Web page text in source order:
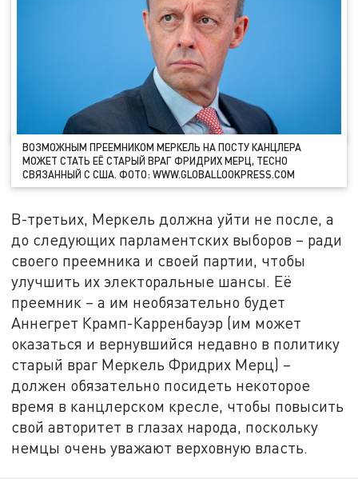
ВОЗМОЖНЫМ ПРЕЕМНИКОМ МЕРКЕЛЬ НА ПОСТУ КАНЦЛЕРА
МОЖЕТ СТАТЬ ЕЁ СТАРЫЙ ВРАГ ФРИДРИХ МЕРЦ, ТЕСНО
СВЯЗАННЫЙ С США. ФОТО: WWW.GLOBALLOOKPRESS.COM
В-третьих, Меркель должна уйти не после, а
до следующих парламентских выборов – ради
своего преемника и своей партии, чтобы
улучшить их электоральные шансы. Её
преемник – а им необязательно будет
Аннегрет Крамп-Карренбауэр (им может
оказаться и вернувшийся недавно в политику
старый враг Меркель Фридрих Мерц) –
должен обязательно посидеть некоторое
время в канцлерском кресле, чтобы повысить
свой авторитет в глазах народа, поскольку
немцы очень уважают верховную власть.